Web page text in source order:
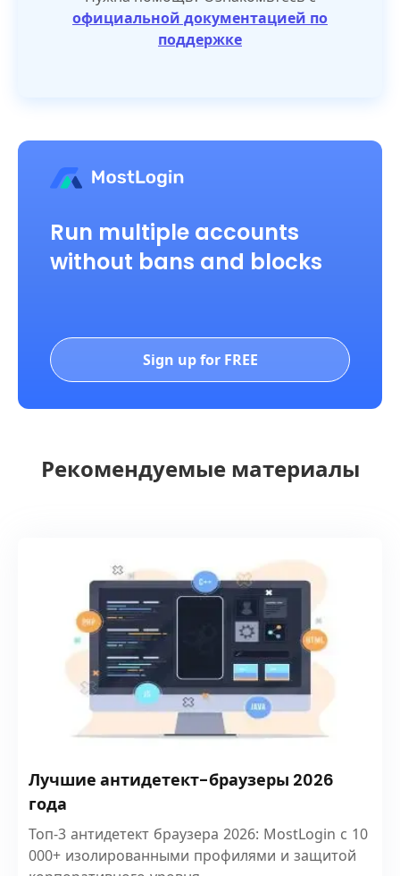
официальной документацией по
поддержке
Run multiple accounts
without bans and blocks
Sign up for FREE
Рекомендуемые материалы
Лучшие антидетект-браузеры 2026
года
Топ-3 антидетект браузера 2026: MostLogin с 10
000+ изолированными профилями и защитой